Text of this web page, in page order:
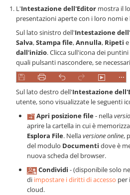
L'Intestazione dell'Editor mostra il
presentazioni aperte con i loro nomie
Sul lato sinistro dell'Intestazione
Salva,Stampa file,Annulla, Ripeti e
dall'inizio. Clicca sull'icona dei
quali pulsanti nascondere, se
Sul lato destro dell'Intestazione
utente, sono visualizzate le seguenti
Apri posizione file- nella
aprire la cartella in cui è
Esplora File. Nellaversione online,
del modulo Documenti dove è
nuova scheda del browser.
Condividi - (disponibile solo
di impostare i diritti di accesso per
cloud.